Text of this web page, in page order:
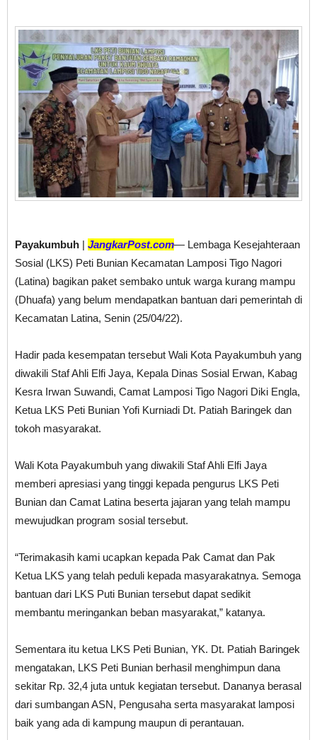
Payakumbuh | JangkarPost.com— Lembaga Kesejahteraan
Sosial (LKS) Peti Bunian Kecamatan Lamposi Tigo Nagori
(Latina) bagikan paket sembako untuk warga kurang mampu
(Dhuafa) yang belum mendapatkan bantuan dari pemerintah di
Kecamatan Latina, Senin (25/04/22).
Hadir pada kesempatan tersebut Wali Kota Payakumbuh yang
diwakili Staf Ahli Elfi Jaya, Kepala Dinas Sosial Erwan, Kabag
Kesra Irwan Suwandi, Camat Lamposi Tigo Nagori Diki Engla,
Ketua LKS Peti Bunian Yofi Kurniadi Dt. Patiah Baringek dan
tokoh masyarakat.
Wali Kota Payakumbuh yang diwakili Staf Ahli Elfi Jaya
memberi apresiasi yang tinggi kepada pengurus LKS Peti
Bunian dan Camat Latina beserta jajaran yang telah mampu
mewujudkan program sosial tersebut.
“Terimakasih kami ucapkan kepada Pak Camat dan Pak
Ketua LKS yang telah peduli kepada masyarakatnya. Semoga
bantuan dari LKS Puti Bunian tersebut dapat sedikit
membantu meringankan beban masyarakat,” katanya.
Sementara itu ketua LKS Peti Bunian, YK. Dt. Patiah Baringek
mengatakan, LKS Peti Bunian berhasil menghimpun dana
sekitar Rp. 32,4 juta untuk kegiatan tersebut. Dananya berasal
dari sumbangan ASN, Pengusaha serta masyarakat lamposi
baik yang ada di kampung maupun di perantauan.